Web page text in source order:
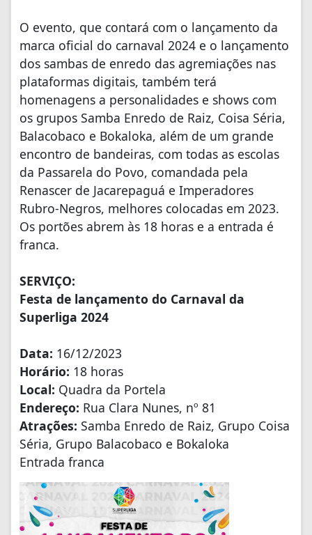
O evento, que contará com o lançamento da
marca oficial do carnaval 2024 e o lançamento
dos sambas de enredo das agremiações nas
plataformas digitais, também terá
homenagens a personalidades e shows com
os grupos Samba Enredo de Raiz, Coisa Séria,
Balacobaco e Bokaloka, além de um grande
encontro de bandeiras, com todas as escolas
da Passarela do Povo, comandada pela
Renascer de Jacarepaguá e Imperadores
Rubro-Negros, melhores colocadas em 2023.
Os portões abrem às 18 horas e a entrada é
franca.
SERVIÇO:
Festa de lançamento do Carnaval da
Superliga 2024
Data: 16/12/2023
Horário: 18 horas
Local: Quadra da Portela
Endereço: Rua Clara Nunes, nº 81
Atrações: Samba Enredo de Raiz, Grupo Coisa
Séria, Grupo Balacobaco e Bokaloka
Entrada franca